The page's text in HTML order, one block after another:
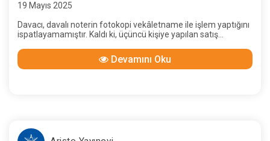
Bedelinin Ödendiği Çekin Karşılıksız Çıkması,
Zararla Noterin Kusuru Arasında İlliyet Bağı
Bulunup Bulunmadığı
19 Mayıs 2025
Davacı, davalı noterin fotokopi vekâletname ile işlem yaptığını
ispatlayamamıştır. Kaldı ki, üçüncü kişiye yapılan satış
bulunmamaktadır. Bu nedenle, satış bedelinin
ödenmemesinden doğan zarar ile noterlik işlemi arasında
Devamını Oku